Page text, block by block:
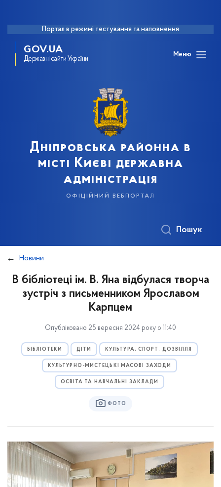
Портал в режимі тестування та наповнення
GOV.UA
Державні сайти України
Меню
Дніпровська районна в
місті Києві державна
адміністрація
офіційний вебпортал
Пошук
Новини
В бібліотеці ім. В. Яна відбулася творча
зустріч з письменником Ярославом
Карпцем
Опубліковано 25 вересня 2024 року о 11:40
БІБЛІОТЕКИ ДІТИ КУЛЬТУРА, СПОРТ, ДОЗВІЛЛЯ
КУЛЬТУРНО-МИСТЕЦЬКІ МАСОВІ ЗАХОДИ
ОСВІТА ТА НАВЧАЛЬНІ ЗАКЛАДИ
ФОТО